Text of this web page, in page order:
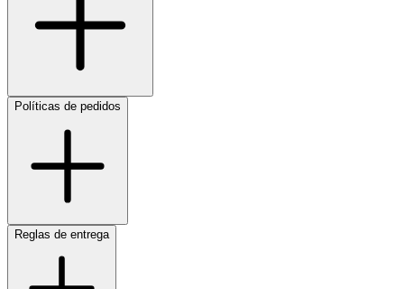
Políticas de pedidos
Reglas de entrega